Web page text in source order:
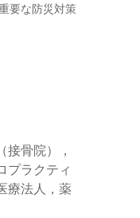
要な防災対策
骨院），
プラクティ
療法人，薬